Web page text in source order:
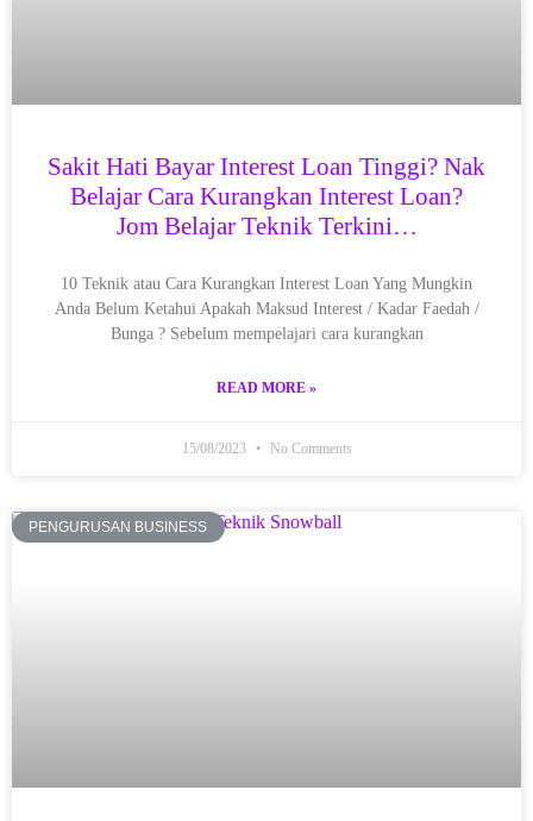
Sakit Hati Bayar Interest Loan Tinggi? Nak
Belajar Cara Kurangkan Interest Loan?
Jom Belajar Teknik Terkini…
10 Teknik atau Cara Kurangkan Interest Loan Yang Mungkin
Anda Belum Ketahui Apakah Maksud Interest / Kadar Faedah /
Bunga ? Sebelum mempelajari cara kurangkan
READ MORE »
15/08/2023 No Comments
PENGURUSAN BUSINESS